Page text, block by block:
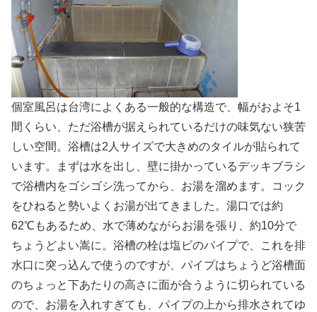
個室風呂は台湾によくある一般的な構造で、幅がおよそ1
間くらい、ただ浴槽が据えられているだけの味気ない狭苦
しい空間。浴槽は2人サイズで大きめのタイルが貼られて
います。まずは水を出し、壁に掛かっているデッキブラシ
で浴槽内をゴシゴシ洗ってから、お湯を溜めます。コック
をひねると勢いよくお湯が出てきました。湯口では約
62℃もあるため、水で薄めながらお湯を張り、約10分で
ちょうどよい嵩に。浴槽の栓は塩ビのパイプで、これを排
水口に突っ込んで使うのですが、パイプはちょうど浴槽面
のちょっと下あたりの高さに面が合うように切られている
ので、お湯を入れすぎても、パイプの上から排水されてゆ